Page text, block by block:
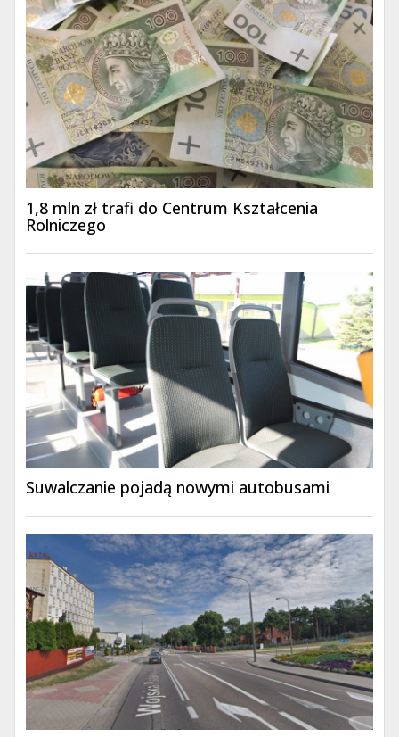
1,8 mln zł trafi do Centrum Kształcenia
Rolniczego
Suwalczanie pojadą nowymi autobusami